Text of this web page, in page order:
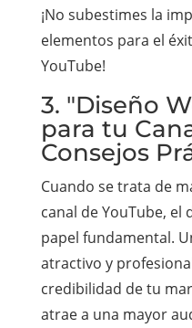
¡No subestimes la
elementos para el
YouTube!
3. "Diseño
para tu
Consejos
Cuando se trata de
canal de YouTube, el
papel fundamental.
atractivo y
credibilidad de tu
atrae a una mayor